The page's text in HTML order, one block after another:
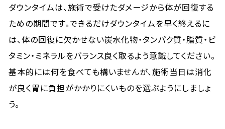
ダウンタイムは、施術で受けたダメージから体が回復する
ための期間です。できるだけダウンタイムを早く終えるに
は、体の回復に欠かせない炭水化物・タンパク質・脂質・ビ
タミン・ミネラルをバランス良く取るよう意識してください。
基本的には何を食べても構いませんが、施術当日は消化
が良く胃に負担がかかりにくいものを選ぶようにしましょ
う。